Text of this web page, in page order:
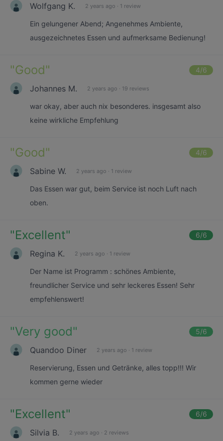
Wolfgang K. 2 years ago · 1 review
Ein gelungener Abend; Angenehmes Ambiente,
ausgezeichnetes Essen und aufmerksame Bedienung!
"Good" 4/6
Johannes M. 2 years ago · 19 reviews
war okay, aber auch nix besonderes. insgesamt also
keine wirkliche Empfehlung
"Good" 4/6
Sabine W. 2 years ago · 1 review
Das Essen war gut, beim Service ist noch Luft nach
oben.
"Excellent" 6/6
Regina K. 2 years ago · 1 review
Der Name ist Programm : schönes Ambiente,
freundlicher Service und sehr leckeres Essen! Sehr
empfehlenswert!
"Very good" 5/6
Quandoo Diner 2 years ago · 1 review
Reservierung, Essen und Getränke, alles topp!!! Wir
kommen gerne wieder
"Excellent" 6/6
Silvia B. 2 years ago · 2 reviews